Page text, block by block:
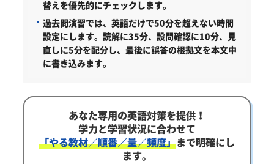
替えを優先的にチェックします。
過去問演習では、英語だけで50分を超えない時間
設定にします。読解に35分、設問確認に10分、見
直しに5分を配分し、最後に誤答の根拠文を本文中
に書き込みます。
あなた専用の英語対策を提供！
学力と学習状況に合わせて
「やる教材／順番／量／頻度」まで明確にし
ます。